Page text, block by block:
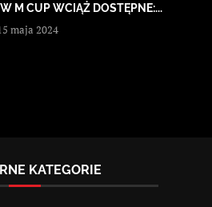
M CUP WCIĄŻ DOSTĘPNE:...
maja 2024
KATEGORIE